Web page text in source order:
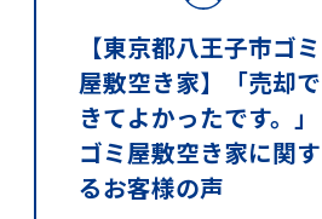
【東京都八王子市ゴミ
屋敷空き家】「売却で
きてよかったです。」
ゴミ屋敷空き家に関す
るお客様の声